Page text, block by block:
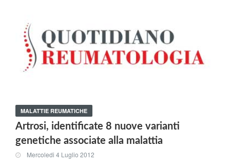
MALATTIE REUMATICHE
Artrosi, identificate 8 nuove varianti
genetiche associate alla malattia
Mercoledi 4 Luglio 2012